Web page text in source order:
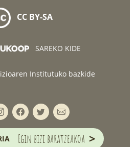
CC BY-SA
SAREKO KIDE
Institutuko bazkide
Egin bizi baratzeakoa >